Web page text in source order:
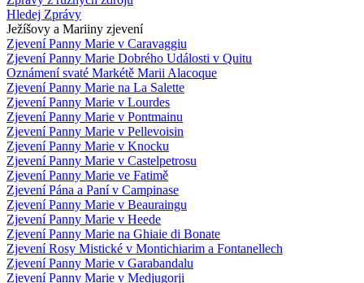
Hledej Zprávy
Ježíšovy a Mariiny zjevení
Zjevení Panny Marie v Caravaggiu
Zjevení Panny Marie Dobrého Události v Quitu
Oznámení svaté Markétě Marii Alacoque
Zjevení Panny Marie na La Salette
Zjevení Panny Marie v Lourdes
Zjevení Panny Marie v Pontmainu
Zjevení Panny Marie v Pellevoisin
Zjevení Panny Marie v Knocku
Zjevení Panny Marie v Castelpetrosu
Zjevení Panny Marie ve Fatimě
Zjevení Pána a Paní v Campinase
Zjevení Panny Marie v Beauraingu
Zjevení Panny Marie v Heede
Zjevení Panny Marie na Ghiaie di Bonate
Zjevení Rosy Mistické v Montichiarim a Fontanellech
Zjevení Panny Marie v Garabandalu
Zjevení Panny Marie v Medjugorji